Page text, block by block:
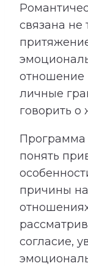
связана не
отношение
личные
говорить о
Программа
понять
причины
согласие,